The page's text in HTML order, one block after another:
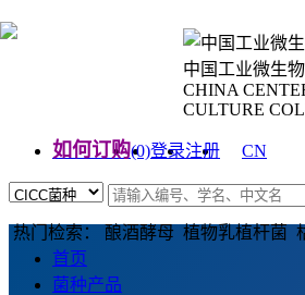
中国工业微生
CHINA
CULTURE
如何订购(0)登录注册
CN
热门检索： 酿酒酵母 植物乳植杆菌
首页
菌种产品